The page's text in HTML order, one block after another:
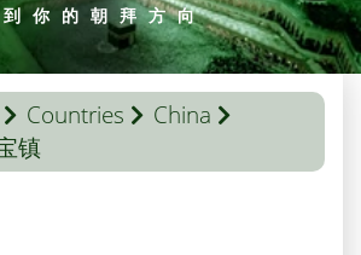
你的朝拜方向
Countries
China
镇